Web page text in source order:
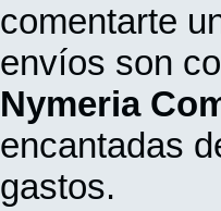
comentarte
envíos son
Nymeria
encantadas
gastos.